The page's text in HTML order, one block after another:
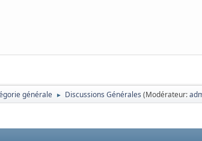
générale ► Discussions Générales (Modérateur: